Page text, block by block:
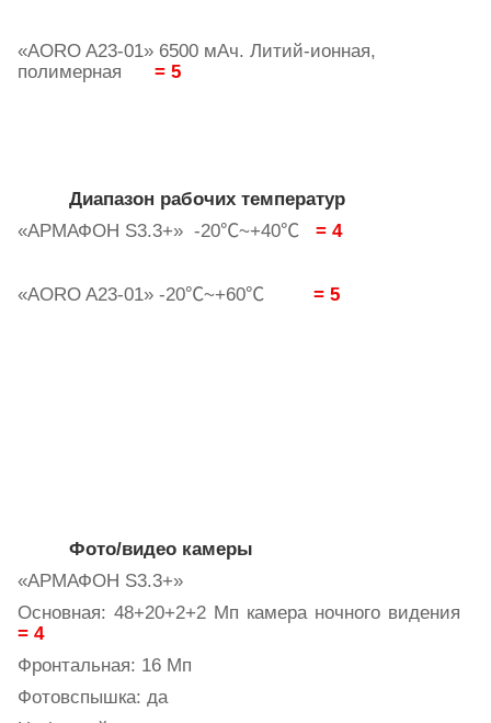
«AORO A23-01» 6500 мАч. Литий-ионная,
полимерная = 5
Диапазон рабочих температур
«АРМАФОН S3.3+» -20℃~+40℃ = 4
«AORO A23-01» -20℃~+60℃ = 5
Фото/видео камеры
«АРМАФОН S3.3+»
Основная: 48+20+2+2 Мп камера ночного видения
= 4
Фронтальная: 16 Мп
Фотовспышка: да